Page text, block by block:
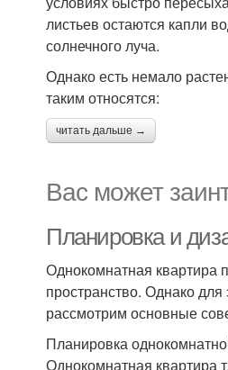
листьев остаются капли
солнечного луча.
Однако есть немало
таким относятся:
читать дальше →
Вас может
Планировка и
Однокомнатная квартира
пространство. Однако
рассмотрим основные
Планировка
Однокомнатная квартира